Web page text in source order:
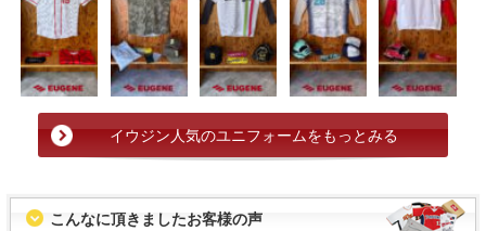
イウジン人気のユニフォームをもっとみる
こんなに頂きましたお客様の声